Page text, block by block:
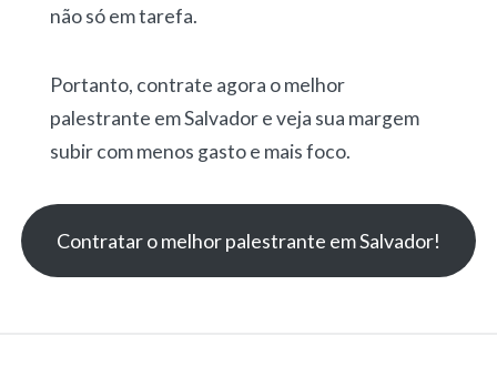
não só em tarefa.
Portanto, contrate agora o melhor
palestrante em Salvador e veja sua margem
subir com menos gasto e mais foco.
Contratar o melhor palestrante em Salvador!